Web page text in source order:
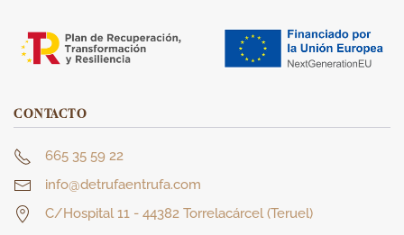
CONTACTO
665 35 59 22
info@detrufaentrufa.com
C/Hospital 11 - 44382 Torrelacárcel (Teruel)